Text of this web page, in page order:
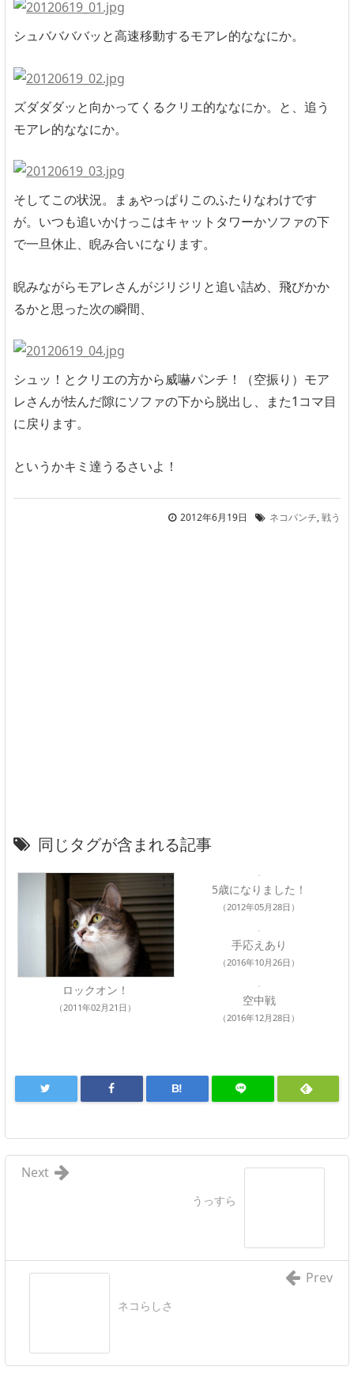
シュババババッと高速移動するモアレ的ななにか。
ズダダダッと向かってくるクリエ的ななにか。と、追う
モアレ的ななにか。
そしてこの状況。まぁやっぱりこのふたりなわけです
が。いつも追いかけっこはキャットタワーかソファの下
で一旦休止、睨み合いになります。
睨みながらモアレさんがジリジリと追い詰め、飛びかか
るかと思った次の瞬間、
シュッ！とクリエの方から威嚇パンチ！（空振り）モア
レさんが怯んだ隙にソファの下から脱出し、また1コマ目
に戻ります。
というかキミ達うるさいよ！
2012年6月19日 ネコパンチ,戦う
同じタグが含まれる記事
ロックオン！
（2011年02月21日）
5歳になりました！
（2012年05月28日）
手応えあり
（2016年10月26日）
空中戦
（2016年12月28日）
B!
うっすら
Next
ネコらしさ
Prev